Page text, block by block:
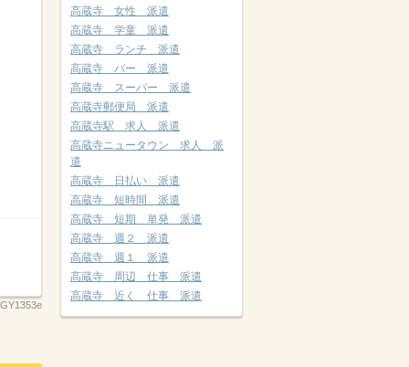
高蔵寺 女性 派遣
高蔵寺 学童 派遣
高蔵寺 ランチ 派遣
高蔵寺 バー 派遣
高蔵寺 スーパー 派遣
高蔵寺郵便局 派遣
高蔵寺駅 求人 派遣
高蔵寺ニュータウン 求人 派
遣
高蔵寺 日払い 派遣
高蔵寺 短時間 派遣
高蔵寺 短期 単発 派遣
高蔵寺 週２ 派遣
高蔵寺 週１ 派遣
高蔵寺 周辺 仕事 派遣
高蔵寺 近く 仕事 派遣